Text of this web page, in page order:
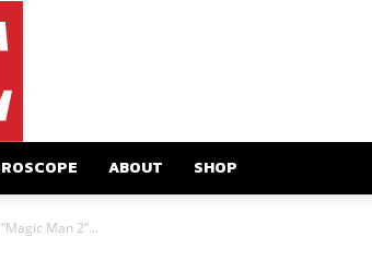
ABOUT SHOP
Man 2”...